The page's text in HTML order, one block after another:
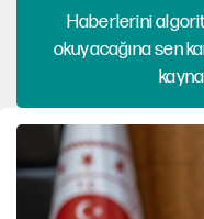
Haberlerini
okuyacağına sen